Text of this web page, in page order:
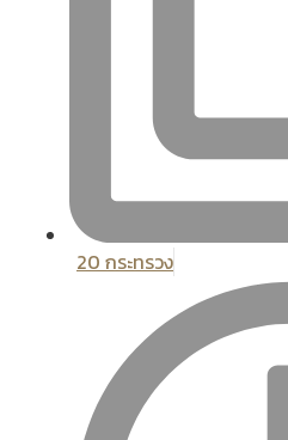
20 กระทรวง